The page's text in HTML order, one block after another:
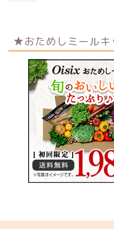
★おためしミール